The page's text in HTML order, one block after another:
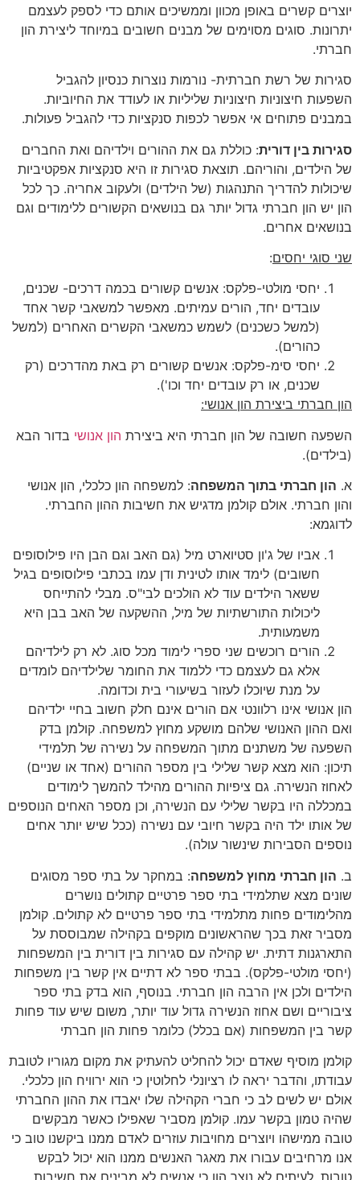
יוצרים קשרים באופן מכוון וממשיכים אותם כדי לספק לעצמם
יתרונות. סוגים מסוימים של מבנים חשובים במיוחד ליצירת הון
חברתי.
סגירות של רשת חברתית- נורמות נוצרות כנסיון להגביל
השפעות חיצוניות חיצוניות שליליות או לעודד את החיוביות.
במבנים פתוחים אי אפשר לכפות סנקציות כדי להגביל פעולות.
סגירות בין דורית: כוללת גם את ההורים וילדיהם ואת החברים
של הילדים, והוריהם. תוצאת סגירות זו היא סנקציות אפקטיביות
שיכולות להדריך התנהגות (של הילדים) ולעקוב אחריה. כך לכל
הון יש הון חברתי גדול יותר גם בנושאים הקשורים ללימודים וגם
בנושאים אחרים.
שני סוגי יחסים:
יחסי מולטי-פלקס: אנשים קשורים בכמה דרכים- שכנים,
עובדים יחד, הורים עמיתים. מאפשר למשאבי קשר אחד
(למשל כשכנים) לשמש כמשאבי הקשרים האחרים (למשל
כהורים).
יחסי סימ-פלקס: אנשים קשורים רק באת מהדרכים (רק
שכנים, או רק עובדים יחד וכו').
הון חברתי ביצירת הון אנושי:
השפעה חשובה של הון חברתי היא ביצירת הון אנושי בדור הבא
(בילדים).
א. הון חברתי בתוך המשפחה: למשפחה הון כלכלי, הון אנושי
והון חברתי. אולם קולמן מדגיש את חשיבות ההון החברתי.
לדוגמא:
אביו של ג'ון סטיוארט מיל (גם האב וגם הבן היו פילוסופים
חשובים) לימד אותו לטינית ודן עמו בכתבי פילוסופים בגיל
ששאר הילדים עוד לא הולכים לבי"ס. מבלי להתייחס
ליכולות התורשתיות של מיל, ההשקעה של האב בבן היא
משמעותית.
הורים רוכשים שני ספרי לימוד מכל סוג. לא רק לילדיהם
אלא גם לעצמם כדי ללמוד את החומר שלילדיהם לומדים
על מנת שיוכלו לעזור בשיעורי בית וכדומה.
הון אנושי אינו רלוונטי אם הורים אינם חלק חשוב בחיי ילדיהם
ואם ההון האנושי שלהם מושקע מחוץ למשפחה. קולמן בדק
השפעה של משתנים מתוך המשפחה על נשירה של תלמידי
תיכון: הוא מצא קשר שלילי בין מספר ההורים (אחד או שניים)
לאחוז הנשירה. גם ציפיות ההורים מהילד להמשך לימודים
במכללה היו בקשר שלילי עם הנשירה, וכן מספר האחים הנוספים
של אותו ילד היה בקשר חיובי עם נשירה (ככל שיש יותר אחים
נוספים הסבירות שינשור עולה).
ב. הון חברתי מחוץ למשפחה: במחקר על בתי ספר מסוגים
שונים מצא שתלמידי בתי ספר פרטיים קתולים נושרים
מהלימודים פחות מתלמידי בתי ספר פרטיים לא קתולים. קולמן
מסביר זאת בכך שהראשונים מוקפים בקהילה שמבוססת על
התארגנות דתית. יש קהילה עם סגירות בין דורית בין המשפחות
(יחסי מולטי-פלקס). בבתי ספר לא דתיים אין קשר בין משפחות
הילדים ולכן אין הרבה הון חברתי. בנוסף, הוא בדק בתי ספר
ציבוריים ושם אחוז הנשירה גדול עוד יותר, משום שיש עוד פחות
קשר בין המשפחות (אם בכלל) כלומר פחות הון חברתי
קולמן מוסיף שאדם יכול להחליט להעתיק את מקום מגוריו לטובת
עבודתו, והדבר יראה לו רציונלי לחלוטין כי הוא ירוויח הון כלכלי.
אולם יש לשים לב כי חברי הקהילה שלו יאבדו את ההון החברתי
שהיה טמון בקשר עמו. קולמן מסביר שאפילו כאשר מבקשים
טובה ממישהו ויוצרים מחויבות עוזרים לאדם ממנו ביקשנו טוב כי
אנו מרחיבים עבורו את מאגר האנשים ממנו הוא יכול לבקש